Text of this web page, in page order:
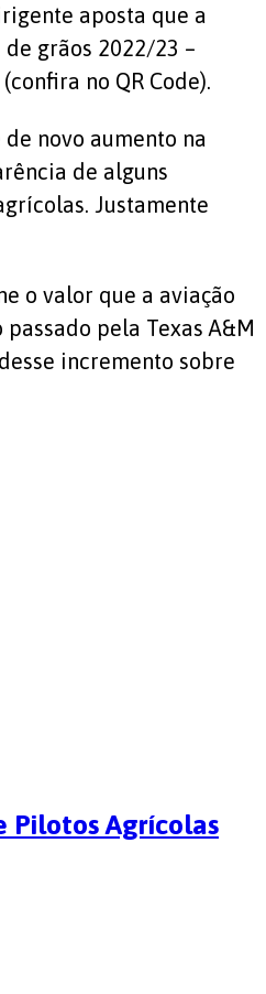
aposta que a
grãos 2022/23 –
no QR Code).
novo aumento na
de alguns
Justamente
o valor que a aviação
pela Texas A&M
incremento sobre
Pilotos Agrícolas